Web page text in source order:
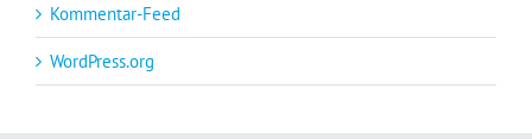
Kommentar-Feed
WordPress.org